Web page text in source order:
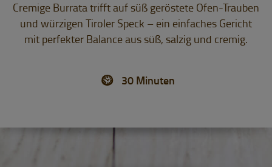
Cremige Burrata trifft auf süß geröstete Ofen-Trauben
und würzigen Tiroler Speck – ein einfaches Gericht
mit perfekter Balance aus süß, salzig und cremig.
30 Minuten